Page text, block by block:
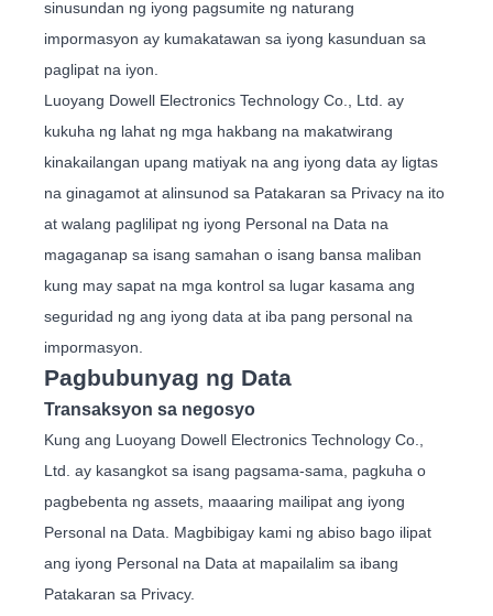
sinusundan ng iyong pagsumite ng naturang
impormasyon ay kumakatawan sa iyong kasunduan sa
paglipat na iyon.
Luoyang Dowell Electronics Technology Co., Ltd. ay
kukuha ng lahat ng mga hakbang na makatwirang
kinakailangan upang matiyak na ang iyong data ay ligtas
na ginagamot at alinsunod sa Patakaran sa Privacy na ito
at walang paglilipat ng iyong Personal na Data na
magaganap sa isang samahan o isang bansa maliban
kung may sapat na mga kontrol sa lugar kasama ang
seguridad ng ang iyong data at iba pang personal na
impormasyon.
Pagbubunyag ng Data
Transaksyon sa negosyo
Kung ang Luoyang Dowell Electronics Technology Co.,
Ltd. ay kasangkot sa isang pagsama-sama, pagkuha o
pagbebenta ng assets, maaaring mailipat ang iyong
Personal na Data. Magbibigay kami ng abiso bago ilipat
ang iyong Personal na Data at mapailalim sa ibang
Patakaran sa Privacy.